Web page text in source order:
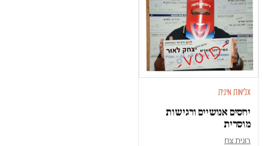
אלימות מינית
יחסים אנושיים ורגישות
מוסרית
רונית צח